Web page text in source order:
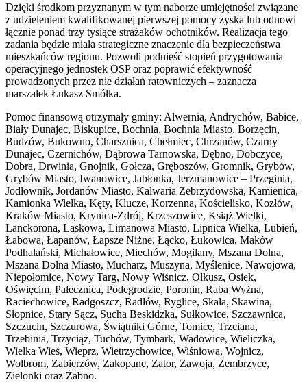
Dzięki środkom przyznanym w tym naborze umiejętności związane
z udzieleniem kwalifikowanej pierwszej pomocy zyska lub odnowi
łącznie ponad trzy tysiące strażaków ochotników. Realizacja tego
zadania będzie miała strategiczne znaczenie dla bezpieczeństwa
mieszkańców regionu. Pozwoli podnieść stopień przygotowania
operacyjnego jednostek OSP oraz poprawić efektywność
prowadzonych przez nie działań ratowniczych – zaznacza
marszałek Łukasz Smółka.
Pomoc finansową otrzymały gminy: Alwernia, Andrychów, Babice,
Biały Dunajec, Biskupice, Bochnia, Bochnia Miasto, Borzęcin,
Budzów, Bukowno, Charsznica, Chełmiec, Chrzanów, Czarny
Dunajec, Czernichów, Dąbrowa Tarnowska, Dębno, Dobczyce,
Dobra, Drwinia, Gnojnik, Gołcza, Gręboszów, Gromnik, Grybów,
Grybów Miasto, Iwanowice, Jabłonka, Jerzmanowice – Przeginia,
Jodłownik, Jordanów Miasto, Kalwaria Zebrzydowska, Kamienica,
Kamionka Wielka, Kęty, Klucze, Korzenna, Kościelisko, Kozłów,
Kraków Miasto, Krynica-Zdrój, Krzeszowice, Książ Wielki,
Lanckorona, Laskowa, Limanowa Miasto, Lipnica Wielka, Lubień,
Łabowa, Łapanów, Łapsze Niżne, Łącko, Łukowica, Maków
Podhalański, Michałowice, Miechów, Mogilany, Mszana Dolna,
Mszana Dolna Miasto, Mucharz, Muszyna, Myślenice, Nawojowa,
Niepołomice, Nowy Targ, Nowy Wiśnicz, Olkusz, Osiek,
Oświęcim, Pałecznica, Podegrodzie, Poronin, Raba Wyżna,
Raciechowice, Radgoszcz, Radłów, Ryglice, Skała, Skawina,
Słopnice, Stary Sącz, Sucha Beskidzka, Sułkowice, Szczawnica,
Szczucin, Szczurowa, Świątniki Górne, Tomice, Trzciana,
Trzebinia, Trzyciąż, Tuchów, Tymbark, Wadowice, Wieliczka,
Wielka Wieś, Wieprz, Wietrzychowice, Wiśniowa, Wojnicz,
Wolbrom, Zabierzów, Zakopane, Zator, Zawoja, Zembrzyce,
Zielonki oraz Żabno.